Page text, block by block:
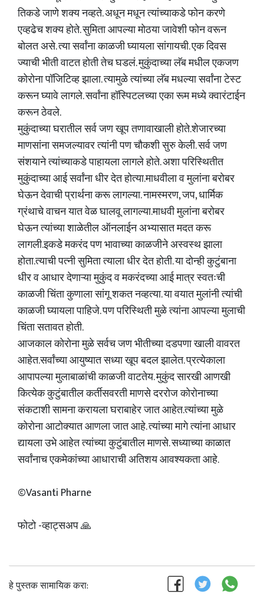
तिकडे जाणे शक्य नव्हते. अधून मधून त्यांच्याकडे फोन करणे
एव्हढेच शक्य होते. सुमिता आपल्या मोठया जावेशी फोन वरून
बोलत असे. त्या सर्वांना काळजी घ्यायला सांगायची. एक दिवस
ज्याची भीती वाटत होती तेच घडलं. मुकुंदाच्या लॅब मधील एकजण
कोरोना पॉजिटिव्ह झाला. त्यामुळे त्यांच्या लॅब मधल्या सर्वांना टेस्ट
करून घ्यावे लागले. सर्वांना हॉस्पिटलच्या एका रूम मध्ये क्वारंटाईन
करून ठेवले.
मुकुंदाच्या घरातील सर्व जण खूप तणावाखाली होते.शेजारच्या
माणसांना समजल्यावर त्यांनी पण चौकशी सुरु केली. सर्व जण
संशयाने त्यांच्याकडे पाहायला लागले होते. अशा परिस्थितीत
मुकुंदाच्या आई सर्वांना धीर देत होत्या.माधवीला व मुलांना बरोबर
घेऊन देवाची प्रार्थना करू लागल्या. नामस्मरण, जप, धार्मिक
ग्रंथाचे वाचन यात वेळ घालवू लागल्या.माधवी मुलांना बरोबर
घेऊन त्यांच्या शाळेतील ऑनलाईन अभ्यासात मदत करू
लागली.इकडे मकरंद पण भावाच्या काळजीने अस्वस्थ झाला
होता.त्याची पत्नी सुमिता त्याला धीर देत होती. या दोन्ही कुटुंबाना
धीर व आधार देणाऱ्या मुकुंद व मकरंदच्या आई मात्र स्वतःची
काळजी चिंता कुणाला सांगू शकत नव्हत्या. या वयात मुलांनी त्यांची
काळजी घ्यायला पाहिजे. पण परिस्थिती मुळे त्यांना आपल्या मुलाची
चिंता सतावत होती.
आजकाल कोरोना मुळे सर्वच जण भीतीच्या दडपणा खाली वावरत
आहेत.सर्वांच्या आयुष्यात सध्या खूप बदल झालेत. प्रत्येकाला
आपापल्या मुलाबाळांची काळजी वाटतेय. मुकुंद सारखी आणखी
कित्येक कुटुंबातील कर्तीसवरती माणसे दररोज कोरोनाच्या
संकटाशी सामना करायला घराबाहेर जात आहेत.त्यांच्या मुळे
कोरोना आटोक्यात आणला जात आहे. त्यांच्या मागे त्यांना आधार
द्यायला उभे आहेत त्यांच्या कुटुंबातील माणसे. सध्याच्या काळात
सर्वांनाच एकमेकांच्या आधाराची अतिशय आवश्यकता आहे.
©Vasanti Pharne
फोटो -व्हाट्सअप 🙏
हे पुस्तक सामायिक करा: